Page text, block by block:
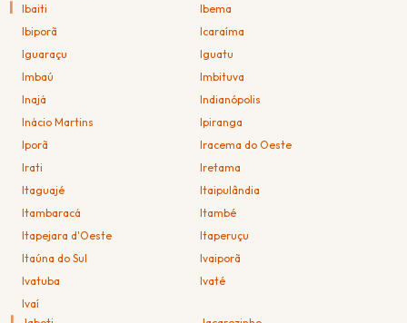
Ibaiti
Ibema
Ibiporã
Icaraíma
Iguaraçu
Iguatu
Imbaú
Imbituva
Inajá
Indianópolis
Inácio Martins
Ipiranga
Iporã
Iracema do Oeste
Irati
Iretama
Itaguajé
Itaipulândia
Itambaracá
Itambé
Itapejara d'Oeste
Itaperuçu
Itaúna do Sul
Ivaiporã
Ivatuba
Ivaté
Ivaí